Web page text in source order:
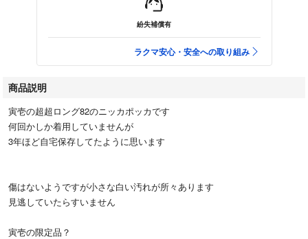
紛失補償有
ラクマ安心・安全への取り組み
商品説明
寅壱の超超ロング82のニッカポッカです
何回かしか着用していませんが
3年ほど自宅保存してたように思います
傷はないようですが小さな白い汚れが所々あります
見逃していたらすいません
寅壱の限定品？